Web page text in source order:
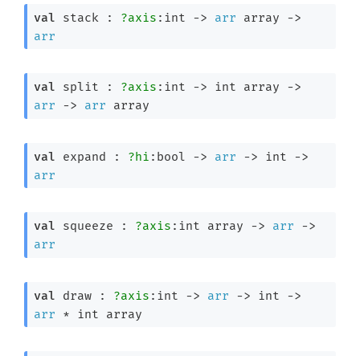
val stack : ?axis :int -> arr array
->
arr
val split : ?axis :int -> int array
->
arr
-> arr array
val expand : ?hi :bool -> arr -> int ->
arr
val squeeze : ?axis : int array -> arr
->
arr
val draw : ?axis :int -> arr -> int ->
arr * int array